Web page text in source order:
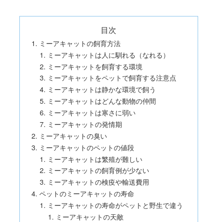
目次
ミーアキャットの飼育方法
ミーアキャットは人に馴れる（なれる）
ミーアキャットを飼育する環境
ミーアキャットをペットで飼育する注意点
ミーアキャットは静かな環境で飼う
ミーアキャットはどんな動物の仲間
ミーアキャットは寒さに弱い
ミーアキャットの発情期
ミーアキャットの臭い
ミーアキャットのペットの値段
ミーアキャットは繁殖が難しい
ミーアキャットの飼育例が少ない
ミーアキャットの検疫や輸送費用
ペットのミーアキャットの寿命
ミーアキャットの寿命がペットと野生で違う
ミーアキャットの天敵